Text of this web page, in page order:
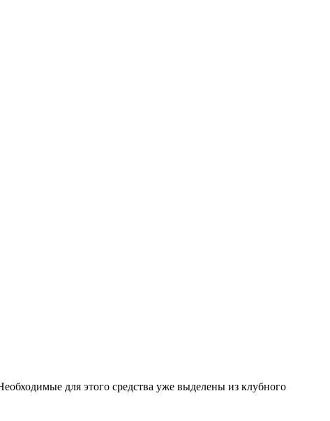
для этого средства уже выделены из клубного